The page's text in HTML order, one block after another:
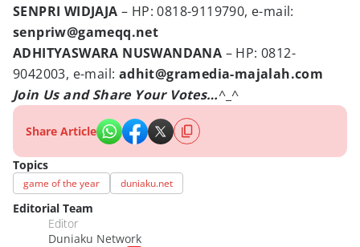
SENPRI WIDJAJA – HP: 0818-9119790, e-mail:
senpriw@gameqq.net
ADHITYASWARA NUSWANDANA – HP: 0812-
9042003, e-mail: adhit@gramedia-majalah.com
Join Us and Share Your Votes…^_^
Share Article
Topics
game of the year duniaku.net
Editorial Team
Editor
Duniaku Network